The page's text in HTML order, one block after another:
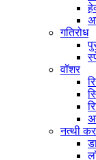
गतिरोध
वॉशर
नत्थी